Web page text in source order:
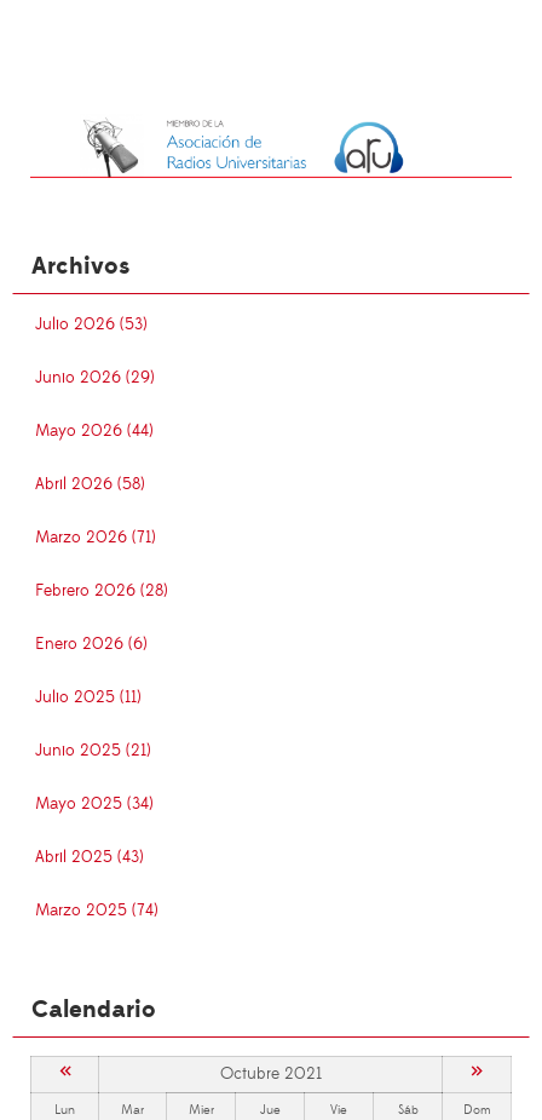
Archivos
Julio 2026 (53)
Junio 2026 (29)
Mayo 2026 (44)
Abril 2026 (58)
Marzo 2026 (71)
Febrero 2026 (28)
Enero 2026 (6)
Julio 2025 (11)
Junio 2025 (21)
Mayo 2025 (34)
Abril 2025 (43)
Marzo 2025 (74)
Calendario
« Octubre 2021 »
Lun Mar Mier Jue Vie Sáb Dom